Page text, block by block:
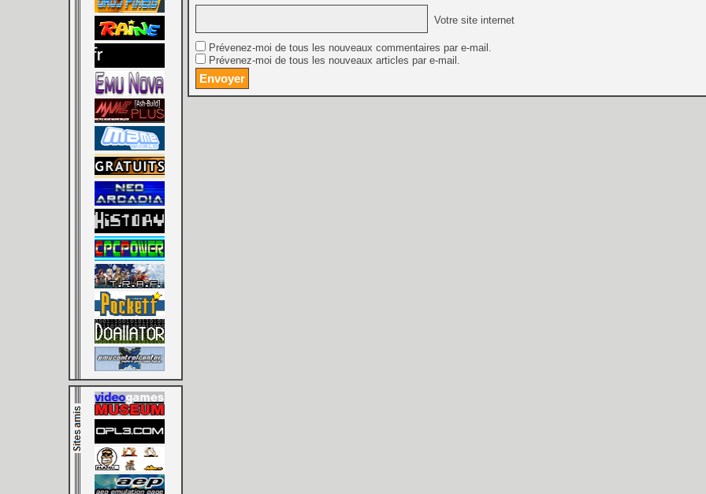
[LS] [PS5] Premiers
Votre site internet
Prévenez-moi de tous les nouveaux commentaires par e-mail.
Prévenez-moi de tous les nouveaux articles par e-mail.